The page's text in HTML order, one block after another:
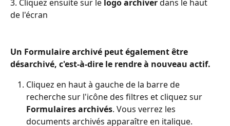
3. Cliquez ensuite sur le logo archiver dans le haut
de l'écran
Un Formulaire archivé peut également être
désarchivé, c'est-à-dire le rendre à nouveau actif.
Cliquez en haut à gauche de la barre de
recherche sur l'icône des filtres et cliquez sur
Formulaires archivés. Vous verrez les
documents archivés apparaître en italique.